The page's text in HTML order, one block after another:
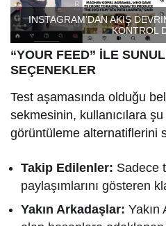
INSTAGRAM’DAN AKIŞ
KONTROL
“YOUR FEED” İLE
SEÇENEKLER
Test aşamasında olduğu
sekmesinin, kullanıcılara
görüntüleme alternatiflerini
Takip Edilenler: Sadece
paylaşımlarını gösteren
Yakın Arkadaşlar: Yakın